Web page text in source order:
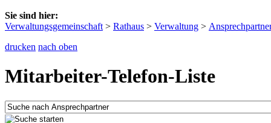
Sie sind hier:
Verwaltungsgemeinschaft > Rathaus > Verwaltung >
drucken nach oben
Mitarbeiter-Telefon-Liste